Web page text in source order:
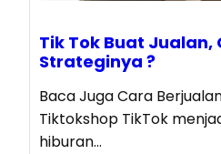
Tik Tok Buat Jualan,
Strateginya ?
Baca Juga Cara
Tiktokshop TikTok
hiburan…